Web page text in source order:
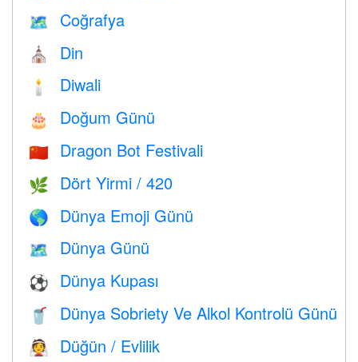
🗺 Coğrafya
⛪️ Din
🕯 Diwali
🎂 Doğum Günü
🇨🇳 Dragon Bot Festivali
🌿 Dört Yirmi / 420
🌎 Dünya Emoji Günü
🗺️ Dünya Günü
⚽ Dünya Kupası
🥤 Dünya Sobriety Ve Alkol Kontrolü Günü
👰 Düğün / Evlilik